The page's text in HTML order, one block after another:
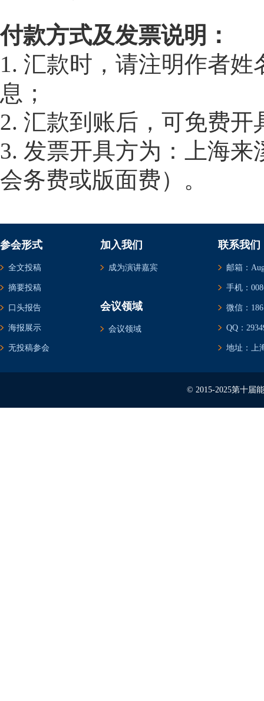
付款方式及发票说明：
1. 汇款时，请注明作者
息；
2. 汇款到账后，可免费
3. 发票开具方为：上海
会务费或版面费）。
参会形式
全文投稿
摘要投稿
口头报告
海报展示
无投稿参会
加入我们
成为演讲嘉宾
会议领域
会议领域
联系我们
邮箱：
手机：
微信：
QQ：
地址：上
© 2015-2025第十届